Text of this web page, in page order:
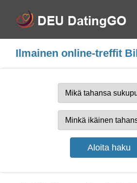
Ilmainen online-treffit